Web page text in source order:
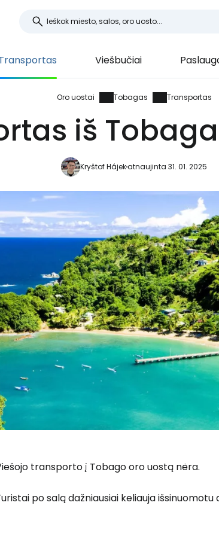
Viešbučiai
Oro uostai Tobagas Transportas
iš
Kryštof Hájekatnaujinta 31. 01. 2025
transporto į Tobago oro uostą nėra.
po salą dažniausiai keliauja